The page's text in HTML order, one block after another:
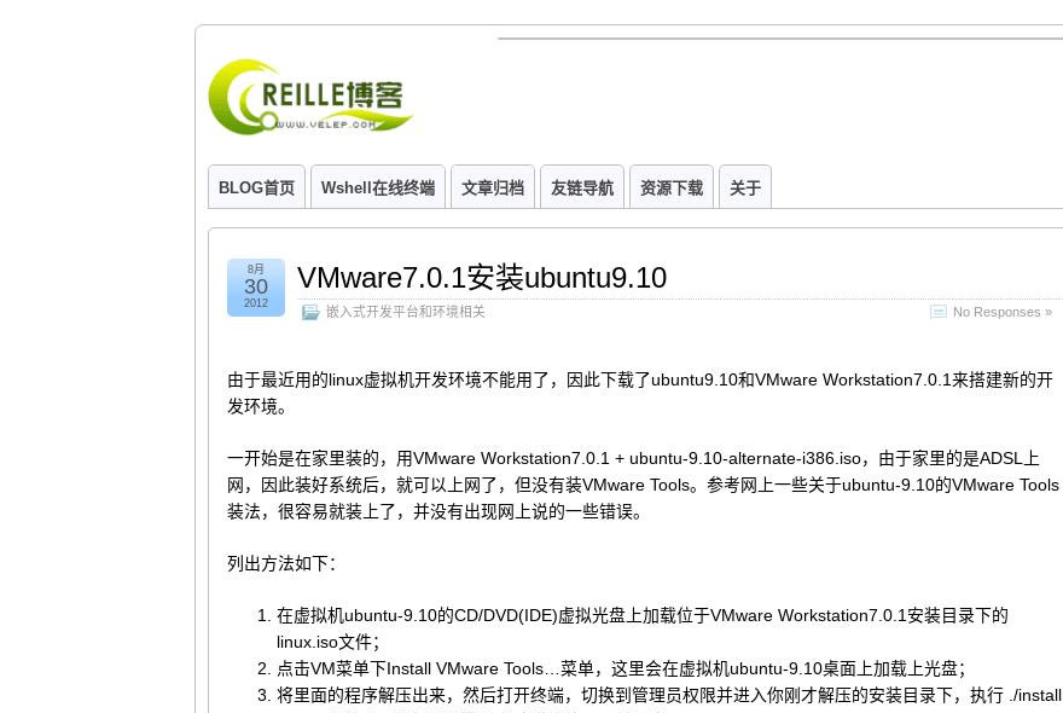
BLOG首页 Wshell在线终端 文章归档 友链导航 资源下载 关于
VMware7.0.1安装ubuntu9.10
嵌入式开发平台和环境相关 No Responses »
8月
30
2012
由于最近用的linux虚拟机开发环境不能用了，因此下载了ubuntu9.10和VMware Workstation7.0.1来搭建新的开
发环境。
一开始是在家里装的，用VMware Workstation7.0.1 + ubuntu-9.10-alternate-i386.iso，由于家里的是ADSL上
网，因此装好系统后，就可以上网了，但没有装VMware Tools。参考网上一些关于ubuntu-9.10的VMware Tools
装法，很容易就装上了，并没有出现网上说的一些错误。
列出方法如下：
在虚拟机ubuntu-9.10的CD/DVD(IDE)虚拟光盘上加载位于VMware Workstation7.0.1安装目录下的
linux.iso文件；
点击VM菜单下Install VMware Tools…菜单，这里会在虚拟机ubuntu-9.10桌面上加载上光盘；
将里面的程序解压出来，然后打开终端，切换到管理员权限并进入你刚才解压的安装目录下，执行 ./install